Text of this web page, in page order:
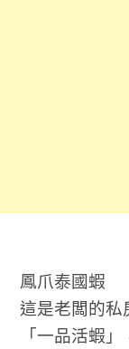
鳳爪泰國蝦
這是老闆的私
「一品活蝦